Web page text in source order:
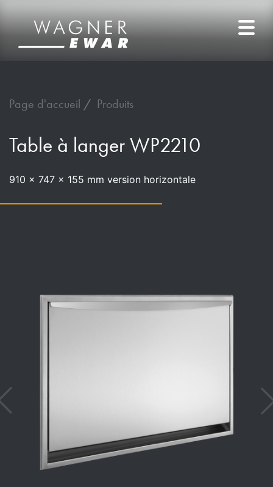
Page d'accueil Produits
Table à langer WP2210
910 x 747 x 155 mm version horizontale